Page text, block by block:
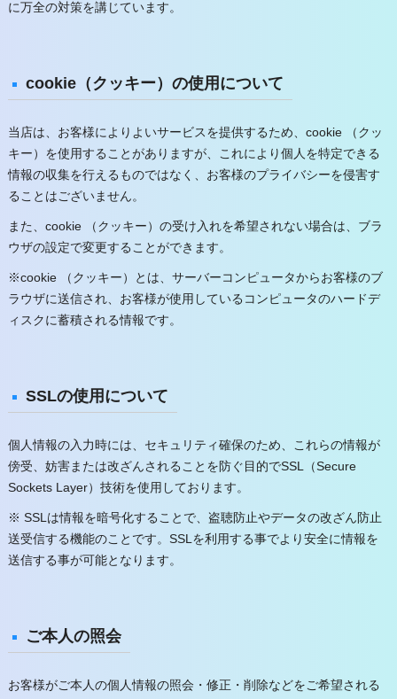
に万全の対策を講じています。
cookie（クッキー）の使用について
当店は、お客様によりよいサービスを提供するため、cookie （クッ
キー）を使用することがありますが、これにより個人を特定できる
情報の収集を行えるものではなく、お客様のプライバシーを侵害す
ることはございません。
また、cookie （クッキー）の受け入れを希望されない場合は、ブラ
ウザの設定で変更することができます。
※cookie （クッキー）とは、サーバーコンピュータからお客様のブ
ラウザに送信され、お客様が使用しているコンピュータのハードデ
ィスクに蓄積される情報です。
SSLの使用について
個人情報の入力時には、セキュリティ確保のため、これらの情報が
傍受、妨害または改ざんされることを防ぐ目的でSSL（Secure
Sockets Layer）技術を使用しております。
※ SSLは情報を暗号化することで、盗聴防止やデータの改ざん防止
送受信する機能のことです。SSLを利用する事でより安全に情報を
送信する事が可能となります。
ご本人の照会
お客様がご本人の個人情報の照会・修正・削除などをご希望される